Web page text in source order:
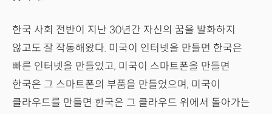
한국 사회 전반이 지난 30년간 자신의 꿈을 발화하지
않고도 잘 작동해왔다. 미국이 인터넷을 만들면 한국은
빠른 인터넷을 만들었고, 미국이 스마트폰을 만들면
한국은 그 스마트폰의 부품을 만들었으며, 미국이
클라우드를 만들면 한국은 그 클라우드 위에서 돌아가는